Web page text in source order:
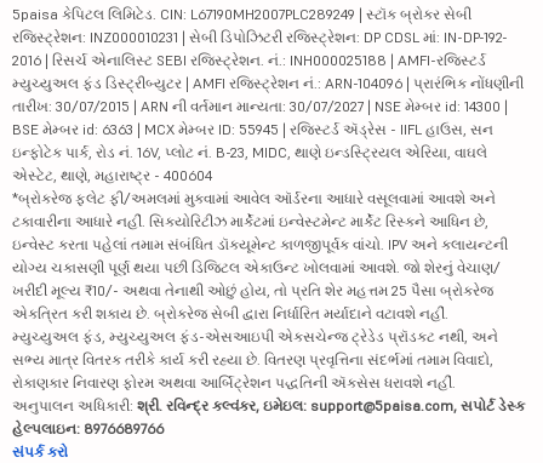
5paisa કેપિટલ લિમિટેડ. CIN: L67190MH2007PLC289249 | સ્ટૉક બ્રોકર સેબી
રજિસ્ટ્રેશન: INZ000010231 | સેબી ડિપોઝિટરી રજિસ્ટ્રેશન: DP CDSL માં: IN-DP-192-
2016 | રિસર્ચ એનાલિસ્ટ SEBI રજિસ્ટ્રેશન. નં.: INH000025188 | AMFI-રજિસ્ટર્ડ
મ્યુચ્યુઅલ ફંડ ડિસ્ટ્રીબ્યુટર | AMFI રજિસ્ટ્રેશન નં.: ARN-104096 | પ્રારંભિક નોંધણીની
તારીખ: 30/07/2015 | ARN ની વર્તમાન માન્યતા: 30/07/2027 | NSE મેમ્બર id: 14300 |
BSE મેમ્બર id: 6363 | MCX મેમ્બર ID: 55945 | રજિસ્ટર્ડ ઍડ્રેસ - IIFL હાઉસ, સન
ઇન્ફોટેક પાર્ક, રોડ નં. 16V, પ્લોટ નં. B-23, MIDC, થાણે ઇન્ડસ્ટ્રિયલ એરિયા, વાઘલે
એસ્ટેટ, થાણે, મહારાષ્ટ્ર - 400604
*બ્રોકરેજ ફ્લેટ ફી/અમલમાં મુકવામાં આવેલ ઑર્ડરના આધારે વસૂલવામાં આવશે અને
ટકાવારીના આધારે નહીં. સિક્યોરિટીઝ માર્કેટમાં ઇન્વેસ્ટમેન્ટ માર્કેટ રિસ્કને આધિન છે,
ઇન્વેસ્ટ કરતા પહેલાં તમામ સંબંધિત ડૉક્યૂમેન્ટ કાળજીપૂર્વક વાંચો. IPV અને ક્લાયન્ટની
યોગ્ય ચકાસણી પૂર્ણ થયા પછી ડિજિટલ એકાઉન્ટ ખોલવામાં આવશે. જો શેરનું વેચાણ/
ખરીદી મૂલ્ય ₹10/- અથવા તેનાથી ઓછું હોય, તો પ્રતિ શેર મહત્તમ 25 પૈસા બ્રોકરેજ
એકત્રિત કરી શકાય છે. બ્રોકરેજ સેબી દ્વારા નિર્ધારિત મર્યાદાને વટાવશે નહીં.
મ્યુચ્યુઅલ ફંડ, મ્યુચ્યુઅલ ફંડ-એસઆઇપી એક્સચેન્જ ટ્રેડેડ પ્રૉડક્ટ નથી, અને
સભ્ય માત્ર વિતરક તરીકે કાર્ય કરી રહ્યા છે. વિતરણ પ્રવૃત્તિના સંદર્ભમાં તમામ વિવાદો,
રોકાણકાર નિવારણ ફોરમ અથવા આર્બિટ્રેશન પદ્ધતિની ઍક્સેસ ધરાવશે નહીં.
અનુપાલન અધિકારી: શ્રી. રવિન્દ્ર કલ્વંકર, ઇમેઇલ: support@5paisa.com, સપોર્ટ ડેસ્ક
હેલ્પલાઇન: 8976689766
સંપર્ક કરો